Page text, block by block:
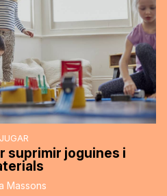
JUGAR
suprimir joguines i
Massons